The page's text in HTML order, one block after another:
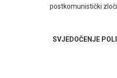
postkomunistički
SVJEDOČENJE